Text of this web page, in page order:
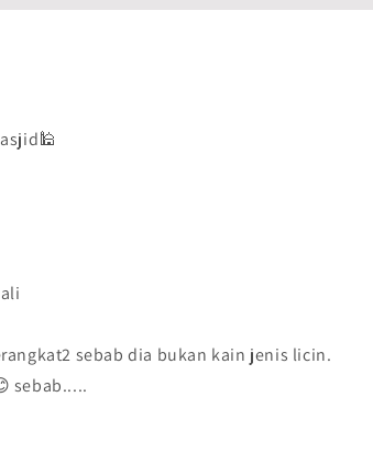
sebab dia bukan kain jenis licin.
sebab.....